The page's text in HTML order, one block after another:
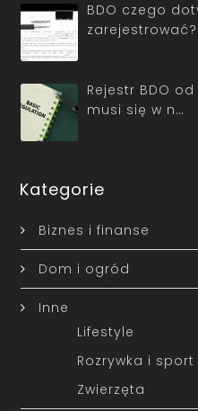
BDO czego
zarejestrować?
Rejestr BDO
musi się w n…
Kategorie
Biznes i finanse
Dom i ogród
Inne
Lifestyle
Rozrywka i sport
Zwierzęta